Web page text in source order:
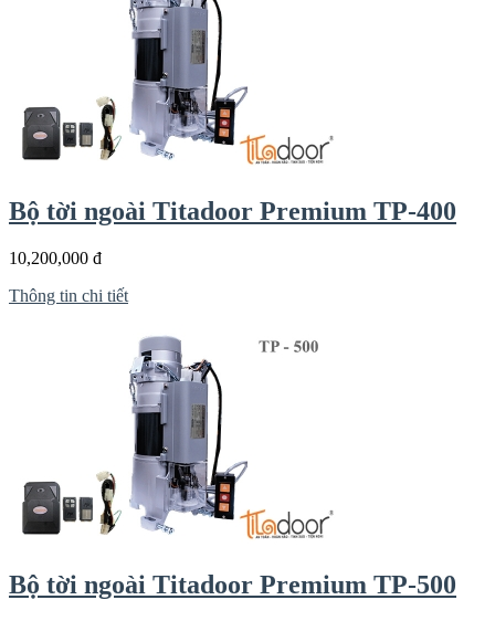
Bộ tời ngoài Titadoor Premium TP-400
10,200,000 đ
Thông tin chi tiết
Bộ tời ngoài Titadoor Premium TP-500